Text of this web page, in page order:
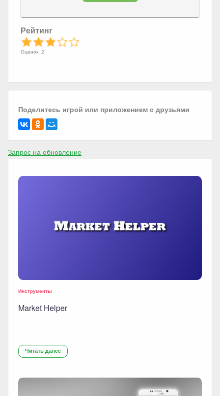
Рейтинг
Оценок: 2
Поделитесь игрой или приложением с друзьями
Запрос на обновление
Инструменты
Market Helper
Читать далее